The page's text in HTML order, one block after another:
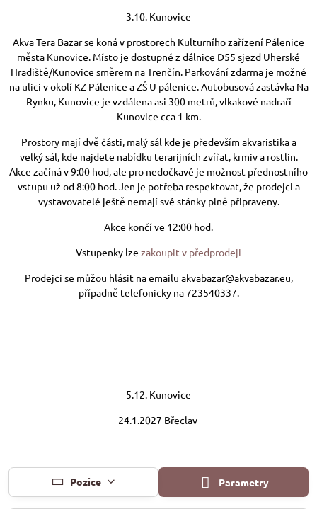
3.10. Kunovice
Akva Tera Bazar se koná v prostorech Kulturního zařízení Pálenice
města Kunovice. Místo je dostupné z dálnice D55 sjezd Uherské
Hradiště/Kunovice směrem na Trenčín. Parkování zdarma je možné
na ulici v okolí KZ Pálenice a ZŠ U pálenice. Autobusová zastávka Na
Rynku, Kunovice je vzdálena asi 300 metrů, vlkakové nadraří
Kunovice cca 1 km.
Prostory mají dvě části, malý sál kde je především akvaristika a
velký sál, kde najdete nabídku terarijních zvířat, krmiv a rostlin.
Akce začíná v 9:00 hod, ale pro nedočkavé je možnost přednostního
vstupu už od 8:00 hod. Jen je potřeba respektovat, že prodejci a
vystavovatelé ještě nemají své stánky plně připraveny.
Akce končí ve 12:00 hod.
Vstupenky lze zakoupit v předprodeji
Prodejci se můžou hlásit na emailu akvabazar@akvabazar.eu,
případně telefonicky na 723540337.
5.12. Kunovice
24.1.2027 Břeclav
Pozice Parametry